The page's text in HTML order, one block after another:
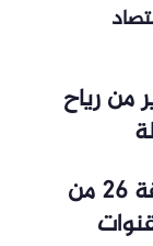
رياح
حماس الجمهور يتصاعد مع الحلقة 26 من